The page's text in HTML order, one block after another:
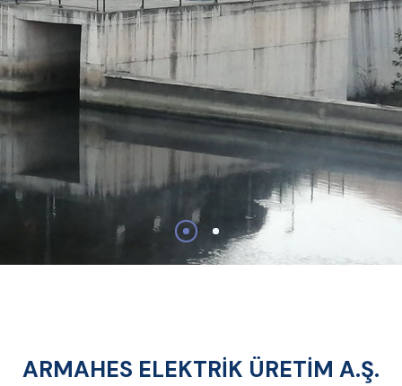
ARMAHES ELEKTRİK ÜRETİM A.Ş.